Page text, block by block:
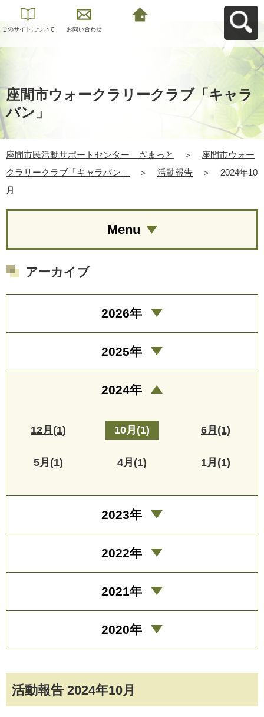
このサイトについて お問い合わせ
座間市ウォークラリークラブ「キャラ
バン」
座間市民活動サポートセンター ざまっと ＞
座間市ウォー
クラリークラブ「キャラバン」
＞ 活動報告 ＞
2024年10
月
活動報告 2024年10月
Menu
アーカイブ
2026年
2025年
2024年
12月(1) 10月(1) 6月(1)
5月(1) 4月(1) 1月(1)
2023年
2022年
2021年
2020年